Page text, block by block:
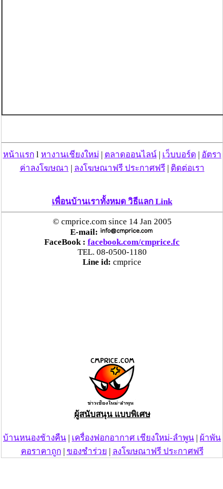
หน้าแรก l หางานเชียงใหม่ | ตลาดออนไลน์| เว็บบอร์ด | อัตรา
ค่าลงโฆษณา | ลงโฆษณาฟรี ประกาศฟรี| ติดต่อเรา
เพื่อนบ้านเราทั้งหมด วิธีแลก Link
© cmprice.com since 14 Jan 2005
E-mail:
FaceBook : facebook.com/cmprice.fc
TEL. 08-0500-1180
Line id: cmprice
ผู้สนับสนุน แบบพิเศษ
บ้านหนองช้างคืน | เครื่องฟอกอากาศ เชียงใหม่-ลำพูน | ผ้าพัน
คอราคาถูก | ของชำร่วย | ลงโฆษณาฟรี ประกาศฟรี